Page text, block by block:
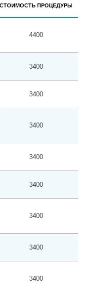
СТОИМОСТЬ ПРОЦЕДУРЫ
4400
3400
3400
3400
3400
3400
3400
3400
3400